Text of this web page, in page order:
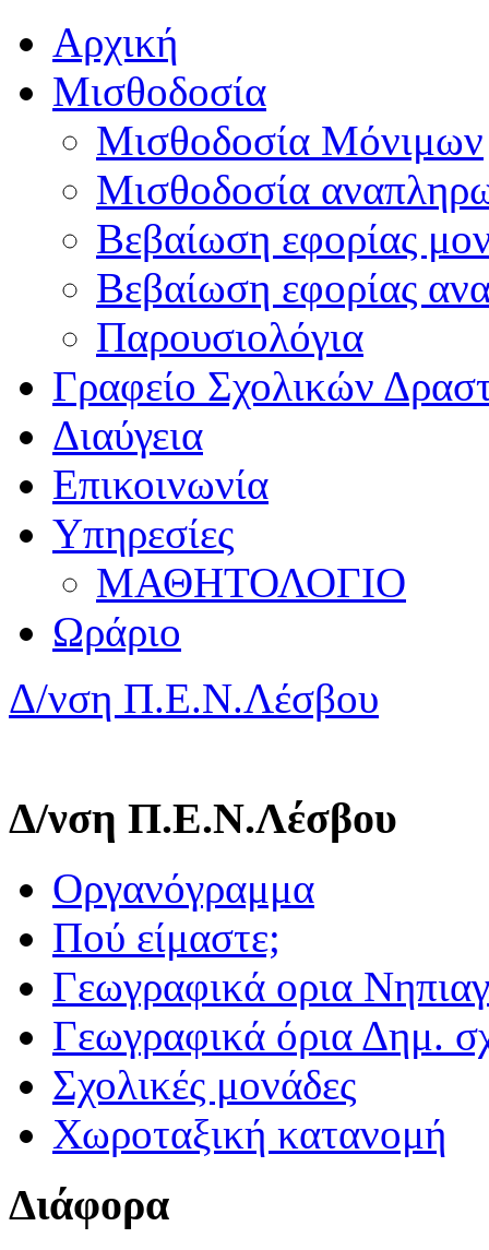
Αρχική
Μισθοδοσία
Μισθοδοσία Μόνιμων
Μισθοδοσία
Βεβαίωση εφορίας
Βεβαίωση εφορίας
Παρουσιολόγια
Γραφείο Σχολικών
Διαύγεια
Επικοινωνία
Υπηρεσίες
ΜΑΘΗΤΟΛΟΓΙΟ
Ωράριο
Δ/νση Π.Ε.Ν.Λέσβου
Δ/νση Π.Ε.Ν.Λέσβου
Οργανόγραμμα
Πού είμαστε;
Γεωγραφικά ορια
Γεωγραφικά όρια Δημ.
Σχολικές μονάδες
Χωροταξική κατανομή
Διάφορα